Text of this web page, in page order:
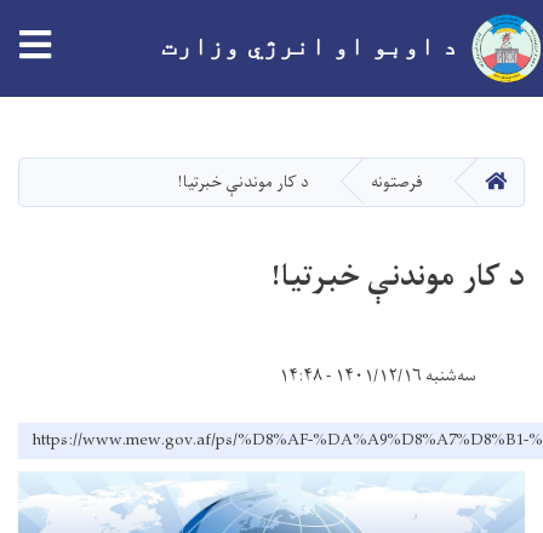
دانګل
د اوبو او انرژي وزارت
کور فرصتونه د کار موندنې خبرتیا!
د کار موندنې خبرتیا!
سه‌شنبه ۱۴۰۱/۱۲/۱۶ - ۱۴:۴۸
https://www.mew.gov.af/ps/%D8%AF-%DA%A9%D8%A7%D8%B1-